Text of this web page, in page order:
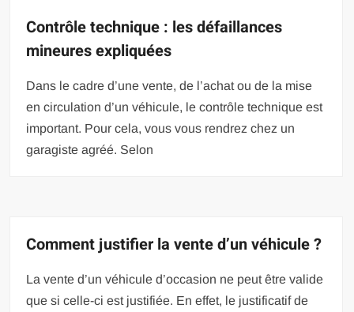
Contrôle technique : les défaillances
mineures expliquées
Dans le cadre d’une vente, de l’achat ou de la mise
en circulation d’un véhicule, le contrôle technique est
important. Pour cela, vous vous rendrez chez un
garagiste agréé. Selon
Comment justifier la vente d’un véhicule ?
La vente d’un véhicule d’occasion ne peut être valide
que si celle-ci est justifiée. En effet, le justificatif de